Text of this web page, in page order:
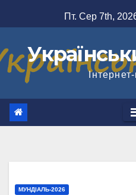
до
Пт. Сер 7th,
МУНДІАЛЬ-2026